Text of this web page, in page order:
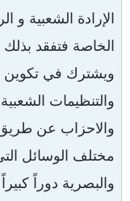
الإرادة الشعبية و
الخاصة فتفقد
ويشترك في تكوين
والتنظيمات
والاحزاب عن طريق
مختلف الوسائل
والبصرية دوراً